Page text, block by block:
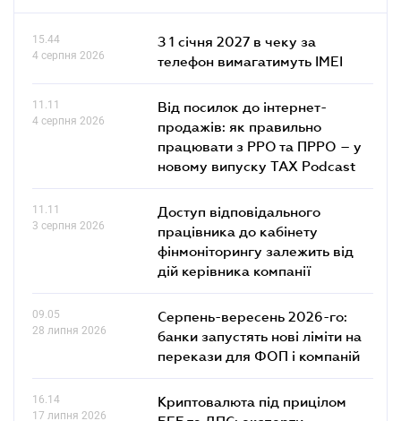
15.44
4 серпня 2026
З 1 січня 2027 в чеку за
телефон вимагатимуть IMEI
11.11
4 серпня 2026
Від посилок до інтернет-
продажів: як правильно
працювати з РРО та ПРРО – у
новому випуску TAX Podcast
11.11
3 серпня 2026
Доступ відповідального
працівника до кабінету
фінмоніторингу залежить від
дій керівника компанії
09.05
28 липня 2026
Серпень-вересень 2026-го:
банки запустять нові ліміти на
перекази для ФОП і компаній
16.14
17 липня 2026
Криптовалюта під прицілом